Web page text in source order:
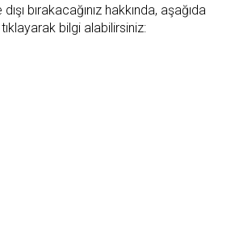
bırakacağınız hakkında, aşağıda
tıklayarak bilgi alabilirsiniz: